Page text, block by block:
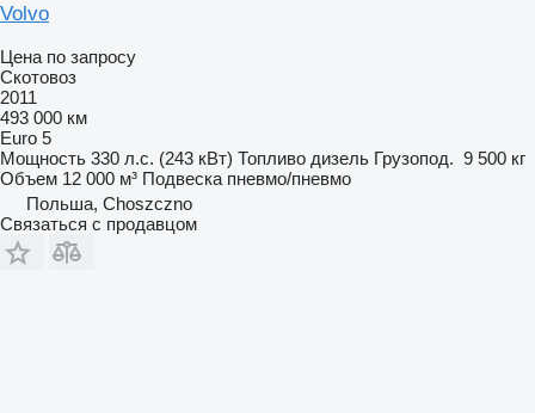
Volvo
Цена по запросу
Скотовоз
2011
493 000 км
Euro 5
Мощность 330 л.с. (243 кВт) Топливо дизель Грузопод. 9 500 кг
Объем 12 000 м³ Подвеска пневмо/пневмо
Польша, Choszczno
Связаться с продавцом